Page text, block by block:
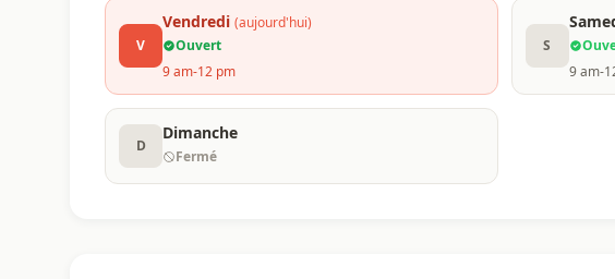
V
Vendredi (aujourd'hui)
Ouvert
9 am-12 pm
S
9 am-
D
Dimanche
Fermé